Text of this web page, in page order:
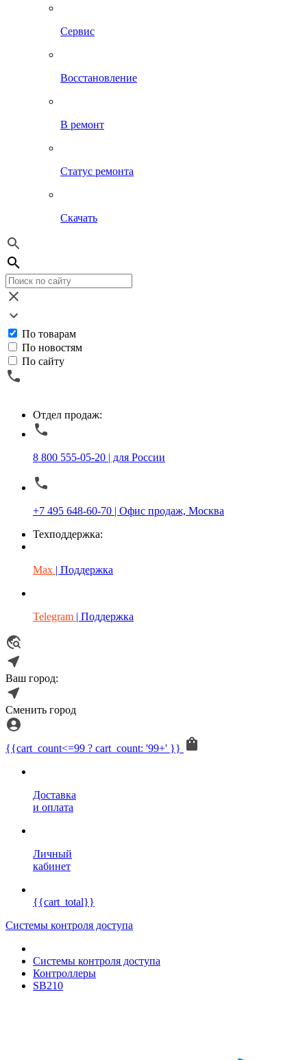
Сервис
Восстановление
В ремонт
Статус ремонта
Скачать
По товарам
По новостям
По сайту
Отдел продаж:
8 800 555-05-20 | для России
+7 495 648-60-70 | Офис продаж, Москва
Техподдержка:
Max | Поддержка
Telegram | Поддержка
Ваш город:
Сменить город
{{cart_count<=99 ? cart_count: '99+' }}
Доставка
и оплата
Личный
кабинет
{{cart_total}}
Системы контроля доступа
Системы контроля доступа
Контроллеры
SB210